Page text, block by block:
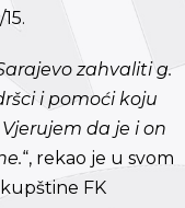
zahvaliti g.
i pomoći koju
da je i on
“, rekao je u svom
FK